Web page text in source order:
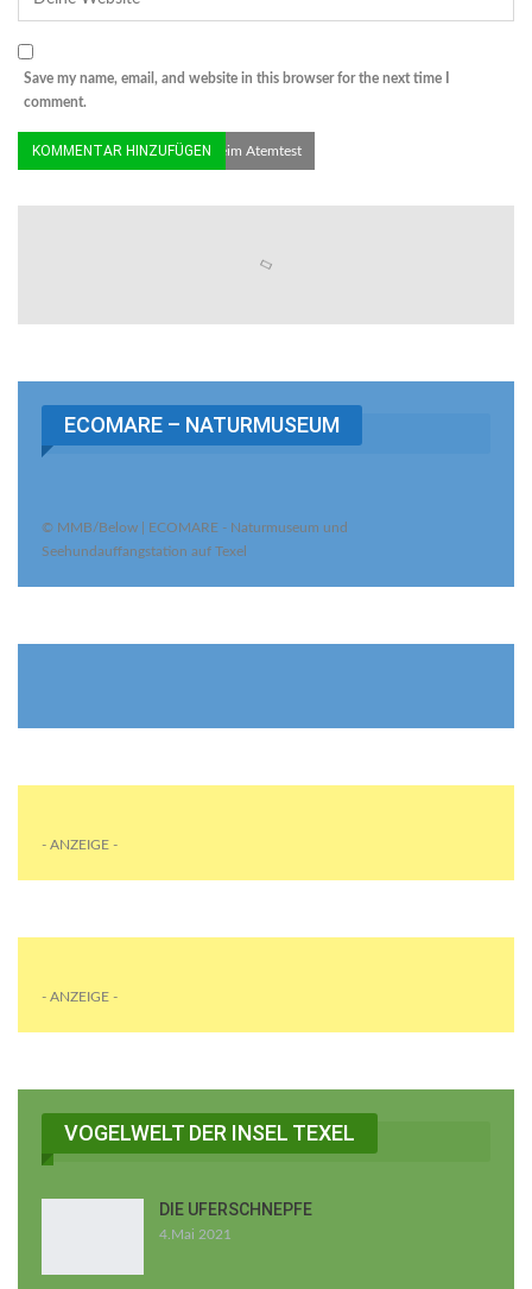
© ECOMARE | Schweinswal beim Atemtest
Save my name, email, and website in this browser for the next time I
comment.
ECOMARE – NATURMUSEUM
© MMB/Below | ECOMARE - Naturmuseum und
Seehundauffangstation auf Texel
- ANZEIGE -
- ANZEIGE -
VOGELWELT DER INSEL TEXEL
DIE UFERSCHNEPFE
4.Mai 2021